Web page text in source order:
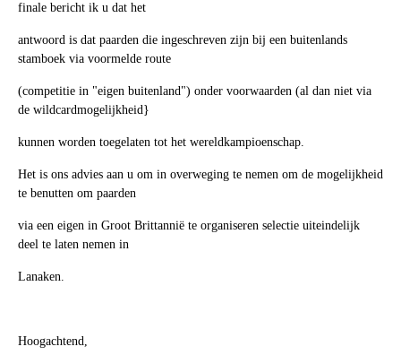
finale bericht ik u dat het
antwoord is dat paarden die ingeschreven zijn bij een buitenlands
stamboek via voormelde route
(competitie in "eigen buitenland") onder voorwaarden (al dan niet via
de wildcardmogelijkheid}
kunnen worden toegelaten tot het wereldkampioenschap.
Het is ons advies aan u om in overweging te nemen om de mogelijkheid
te benutten om paarden
via een eigen in Groot Brittannië te organiseren selectie uiteindelijk
deel te laten nemen in
Lanaken.
Hoogachtend,